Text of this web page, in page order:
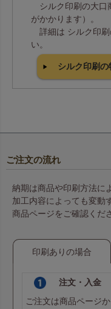
シルク印刷の大口
がかかります）。
詳細は シルク印刷
い。
シルク印刷
ご注文の流れ
納期は商品や印刷方法に
加工内容によっても変動
商品ページをご確認くだ
印刷ありの場合
注文・入金
ご注文は商品ページ